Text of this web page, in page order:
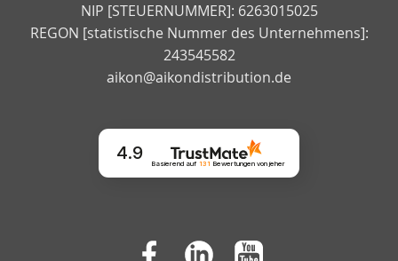
NIP [STEUERNUMMER]: 6263015025
REGON [statistische Nummer des Unternehmens]:
243545582
aikon@aikondistribution.de
4.9
Basierend auf 131 Bewertungenvon jeher